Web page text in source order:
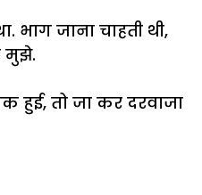
जाना चाहती थी,
मुझे.
हुई, तो जा कर दरवाजा